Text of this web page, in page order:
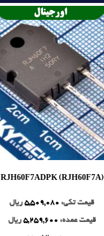
RJH60F7ADPK (RJH60F7A)
قیمت تکی: 5,509,080 ریال
قیمت عمده: 5,259,600 ریال